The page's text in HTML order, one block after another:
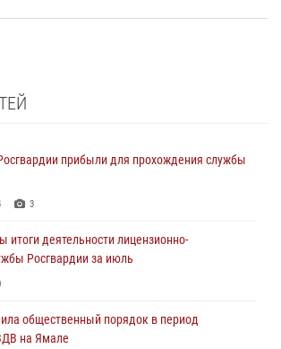
прибыли для прохождения службы
3
деятельности лицензионно-
Росгвардии за июль
общественный порядок в период
на Ямале